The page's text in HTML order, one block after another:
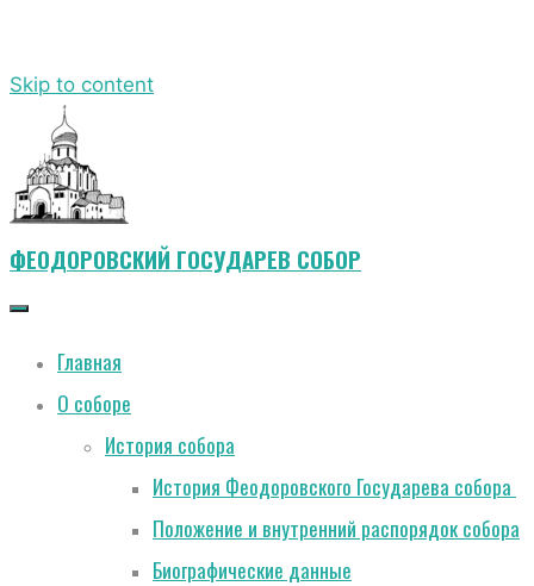
Skip to content
ФЕОДОРОВСКИЙ ГОСУДАРЕВ СОБОР
Главная
О соборе
История собора
История Феодоровского Государева собора
Положение и внутренний распорядок собора
Биографические данные